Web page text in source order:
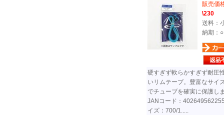
販売価
\230
送料：
納期：○
硬すぎず軟らかすぎず耐圧
いリムテープ。豊富なサイ
でチューブを確実に保護し
JANコード：
イズ：700/1.....